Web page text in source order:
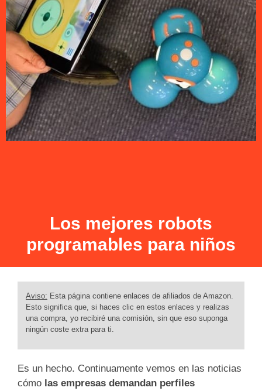
Los mejores robots
programables para niños
Aviso: Esta página contiene enlaces de afiliados de Amazon.
Esto significa que, si haces clic en estos enlaces y realizas
una compra, yo recibiré una comisión, sin que eso suponga
ningún coste extra para ti.
Es un hecho. Continuamente vemos en las noticias
cómo las empresas demandan perfiles